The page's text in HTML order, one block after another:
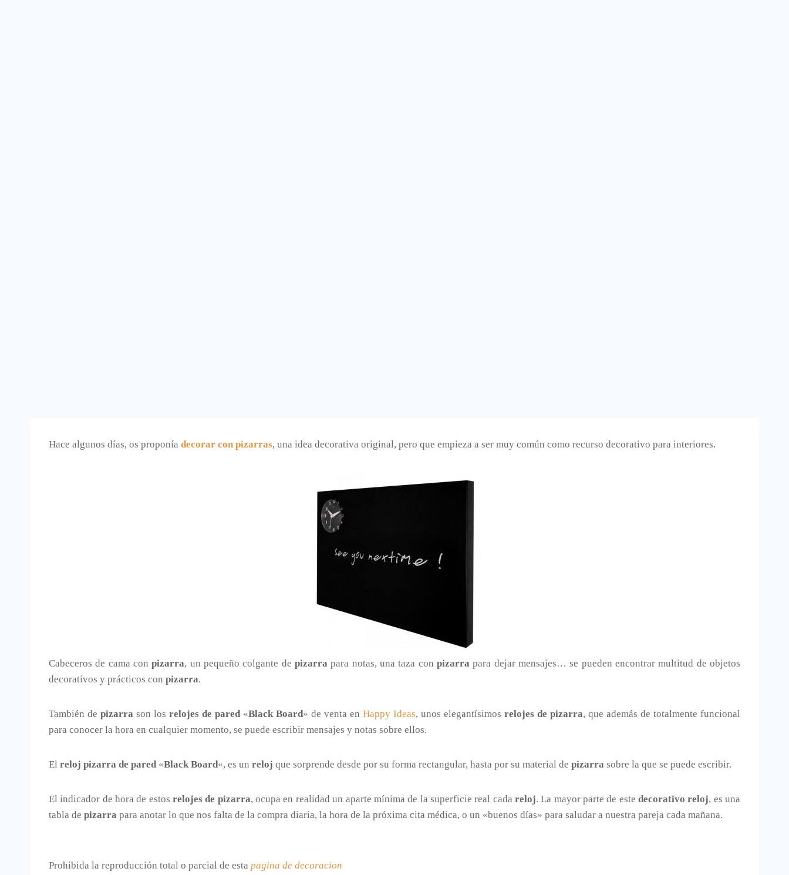
Hace algunos días, os proponía decorar con pizarras, una idea decorativa original, pero que empieza a ser muy común como recurso decorativo para interiores.
Cabeceros de cama conpizarra, un pequeño colgante depizarra para notas, una taza conpizarra para dejar mensajes… se pueden encontrar multitud de objetos
decorativos y prácticos con pizarra.
También de pizarra son los relojes de pared«Black Board» de venta en Happy Ideas, unos elegantísimos relojes de pizarra, que además de totalmente funcional
para conocer la hora en cualquier momento, se puede escribir mensajes y notas sobre ellos.
El reloj pizarra de pared«Black Board«, es un reloj que sorprende desde por su forma rectangular, hasta por su material de pizarra sobre la que se puede escribir.
El indicador de hora de estosrelojes de pizarra, ocupa en realidad un aparte mínima de la superficie real cada reloj. La mayor parte de este decorativo reloj, es una
tabla de pizarra para anotar lo que nos falta de la compra diaria, la hora de la próxima cita médica, o un «buenos días» para saludar a nuestra pareja cada mañana.
Prohibida la reproducción total o parcial de esta pagina de decoracion